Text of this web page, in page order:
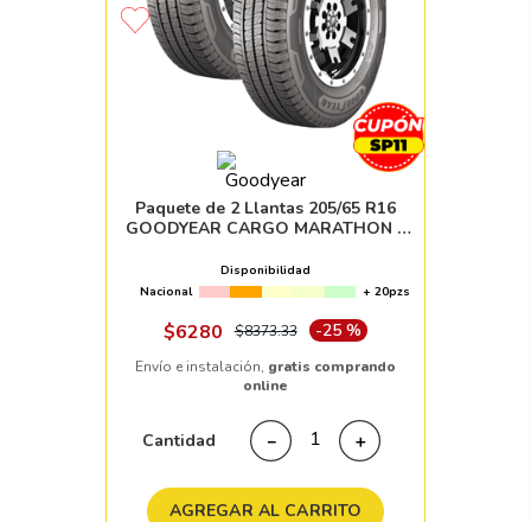
Paquete de 2 Llantas 205/65 R16
GOODYEAR CARGO MARATHON 2
Disponibilidad
Nacional
+ 20pzs
$6280 $8373.33 -25 %
Envío e instalación, gratis comprando
online
Cantidad ＋
－
AGREGAR AL CARRITO